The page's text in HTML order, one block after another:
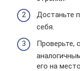
Достаньте
себя.
Проверьте,
его на